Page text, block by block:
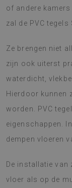
of andere
zal de PVC
Ze brengen niet
zijn ook uiterst
waterdicht,
Hierdoor kunnen
worden. PVC
eigenschappen.
dempen vloeren
De installatie van
vloer als op de